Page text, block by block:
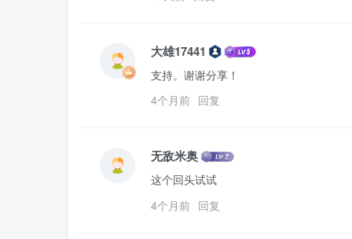
大雄17441
支持。谢谢分享！
4个月前 回复
无敌米奥
这个回头试试
4个月前 回复